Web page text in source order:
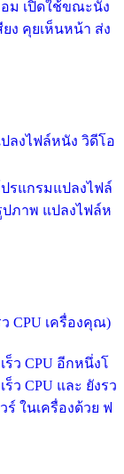
ม เปิดใช้ขณะนั่ง
ง คุยเห็นหน้า ส่ง
ปลงไฟล์หนัง วิดีโอ
ปรแกรมแปลงไฟล์
ปภาพ แปลงไฟล์ห
CPU เครื่องคุณ)
ว CPU อีกหนึ่งโ
ว CPU และ ยังรว
ในเครื่องด้วย ฟ